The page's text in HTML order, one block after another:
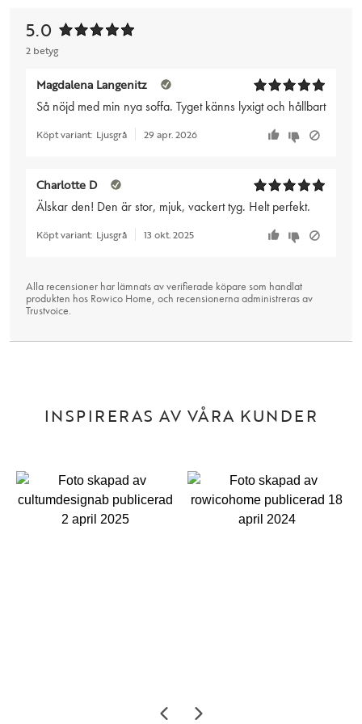
5.0
2 betyg
Magdalena Langenitz
Så nöjd med min nya soffa. Tyget känns lyxigt och hållbart
Köpt variant: Ljusgrå 29 apr. 2026
Charlotte D
Älskar den! Den är stor, mjuk, vackert tyg. Helt perfekt.
Köpt variant: Ljusgrå 13 okt. 2025
Alla recensioner har lämnats av verifierade köpare som handlat
produkten hos Rowico Home, och recensionerna administreras av
Trustvoice.
INSPIRERAS AV VÅRA KUNDER